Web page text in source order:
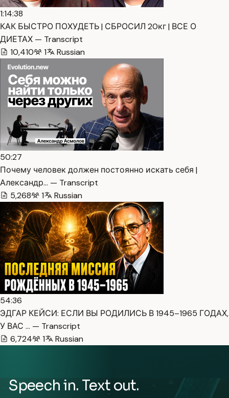
1:14:38
КАК БЫСТРО ПОХУДЕТЬ | СБРОСИЛ 20кг | ВСЕ О
ДИЕТАХ — Transcript
10,410
1 Russian
50:27
Почему человек должен постоянно искать себя |
Александр… — Transcript
5,268
1 Russian
54:36
ЭДГАР КЕЙСИ: ЕСЛИ ВЫ РОДИЛИСЬ В 1945–1965 ГОДАХ,
У ВАС … — Transcript
6,724
1 Russian
Speech in. Text out.